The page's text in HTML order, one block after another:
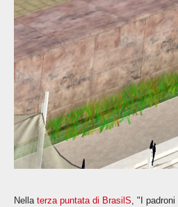
Nellaterza puntata di BrasilS, "I padroni